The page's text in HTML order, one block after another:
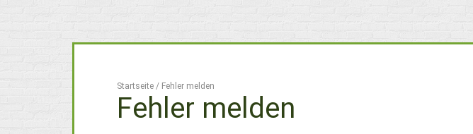
Startseite / Fehler melden
Fehler melden